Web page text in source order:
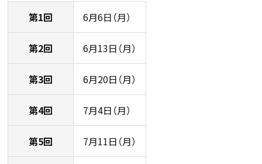
第1回 6月6日（月）
第2回 6月13日（月）
第3回 6月20日（月）
第4回 7月4日（月）
第5回 7月11日（月）